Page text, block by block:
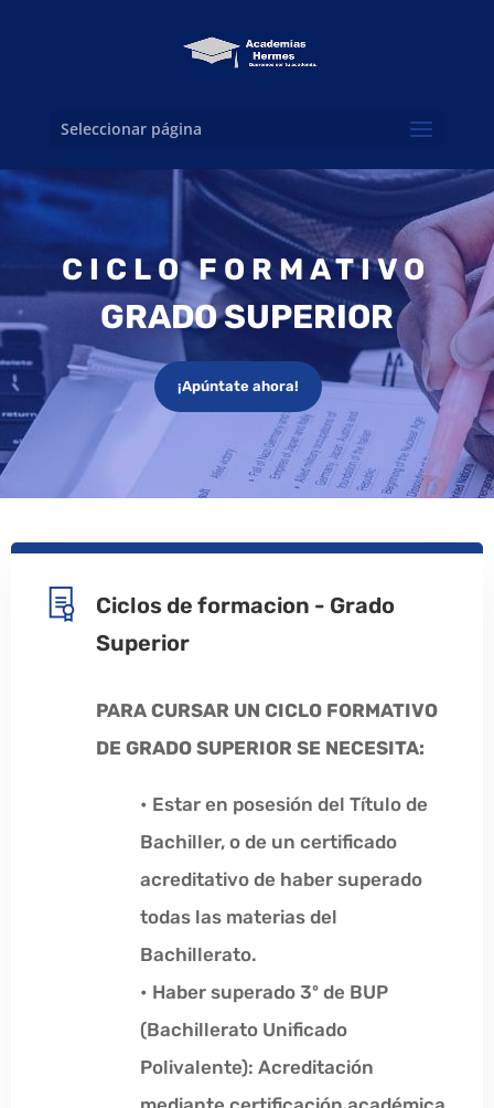
Seleccionar página
CICLO FORMATIVO
GRADO SUPERIOR
¡Apúntate ahora!
Ciclos de formacion - Grado
Superior
PARA CURSAR UN CICLO FORMATIVO
DE GRADO SUPERIOR SE NECESITA:
• Estar en posesión del Título de
Bachiller, o de un certificado
acreditativo de haber superado
todas las materias del
Bachillerato.
• Haber superado 3º de BUP
(Bachillerato Unificado
Polivalente): Acreditación